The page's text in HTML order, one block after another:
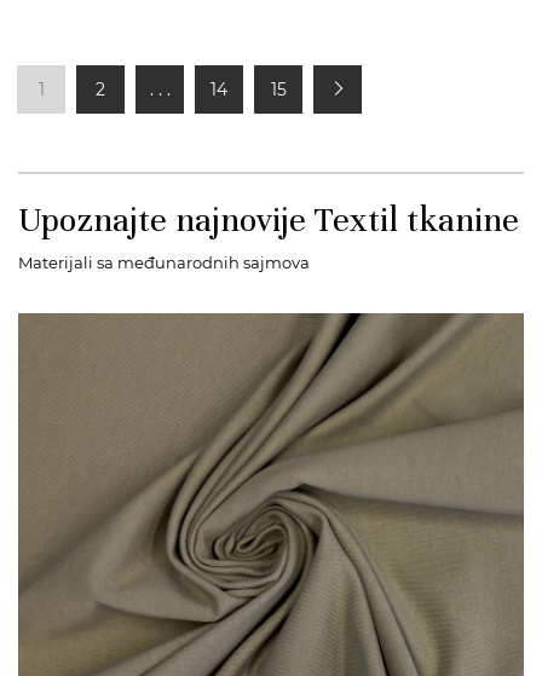
1 2 . . . 14 15
Upoznajte najnovije Textil tkanine
Materijali sa međunarodnih sajmova